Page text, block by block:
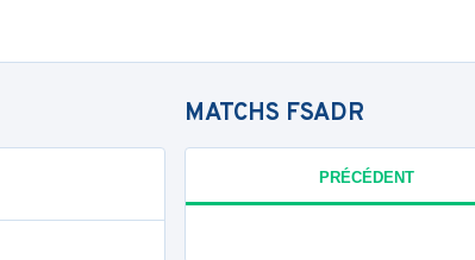
MATCHS FSADR
PRÉCÉDENT